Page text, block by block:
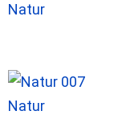
Natur
Natur